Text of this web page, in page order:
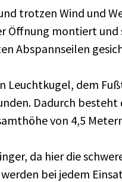
trotzen Wind und
Öff­nung mon­tiert
Ab­spann­sei­len
Leucht­ku­gel, dem
Da­durch
von 4,5
da hier die
bei je­dem